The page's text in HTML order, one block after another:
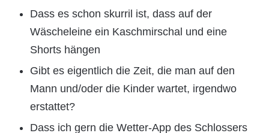
Dass es schon skurril ist, dass auf der
Wäscheleine ein Kaschmirschal und eine
Shorts hängen
Gibt es eigentlich die Zeit, die man auf den
Mann und/oder die Kinder wartet, irgendwo
erstattet?
Dass ich gern die Wetter-App des Schlossers